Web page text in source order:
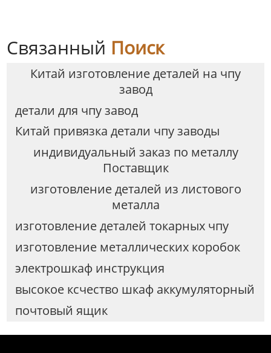
безопасный шкафчик
Связанный Поиск
Китай изготовление деталей на чпу
завод
детали для чпу завод
Китай привязка детали чпу заводы
индивидуальный заказ по металлу
Поставщик
изготовление деталей из листового
металла
изготовление деталей токарных чпу
изготовление металлических коробок
электрошкаф инструкция
высокое ксчество шкаф аккумуляторный
почтовый ящик